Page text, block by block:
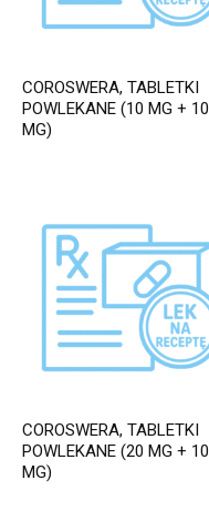
COROSWERA, TABLETKI
POWLEKANE (10 MG + 10
MG)
COROSWERA, TABLETKI
POWLEKANE (20 MG + 10
MG)